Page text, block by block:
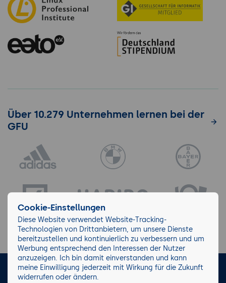
Über 10.279 Unternehmen lernen bei der
GFU
LinkedIn Facebook
Cookie-Einstellungen
Diese Website verwendet Website-Tracking-
Technologien von Drittanbietern, um unsere Dienste
bereitzustellen und kontinuierlich zu verbessern und um
Werbung entsprechend den Interessen der Nutzer
anzuzeigen. Ich bin damit einverstanden und kann
meine Einwilligung jederzeit mit Wirkung für die Zukunft
widerrufen oder ändern.